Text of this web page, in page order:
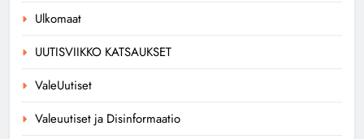
Ulkomaat
UUTISVIIKKO KATSAUKSET
ValeUutiset
Valeuutiset ja Disinformaatio